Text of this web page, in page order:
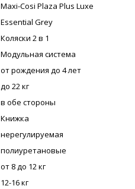
Maxi-Cosi Plaza Plus Luxe
Essential Grey
Коляски 2 в 1
Модульная система
от рождения до 4 лет
до 22 кг
в обе стороны
Книжка
нерегулируемая
полиуретановые
от 8 до 12 кг
12-16 кг